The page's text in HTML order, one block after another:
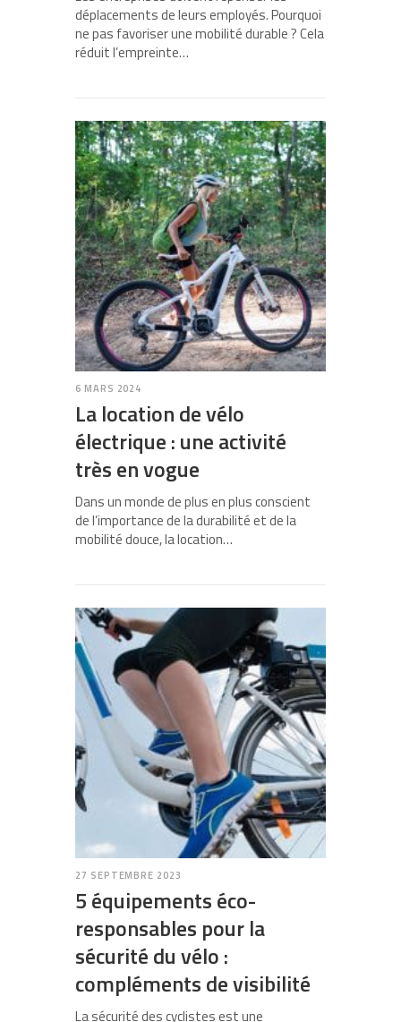
déplacements de leurs employés. Pourquoi
ne pas favoriser une mobilité durable ? Cela
réduit l’empreinte…
6 MARS 2024
La location de vélo
électrique : une activité
très en vogue
Dans un monde de plus en plus conscient
de l’importance de la durabilité et de la
mobilité douce, la location…
27 SEPTEMBRE 2023
5 équipements éco-
responsables pour la
sécurité du vélo :
compléments de visibilité
La sécurité des cyclistes est une